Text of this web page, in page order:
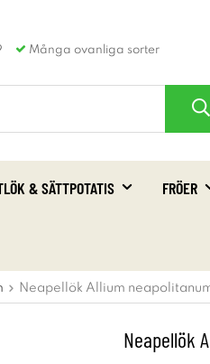
Många ovanliga sorter
& SÄTTPOTATIS FRÖER
Neapellök Allium
Neapellök